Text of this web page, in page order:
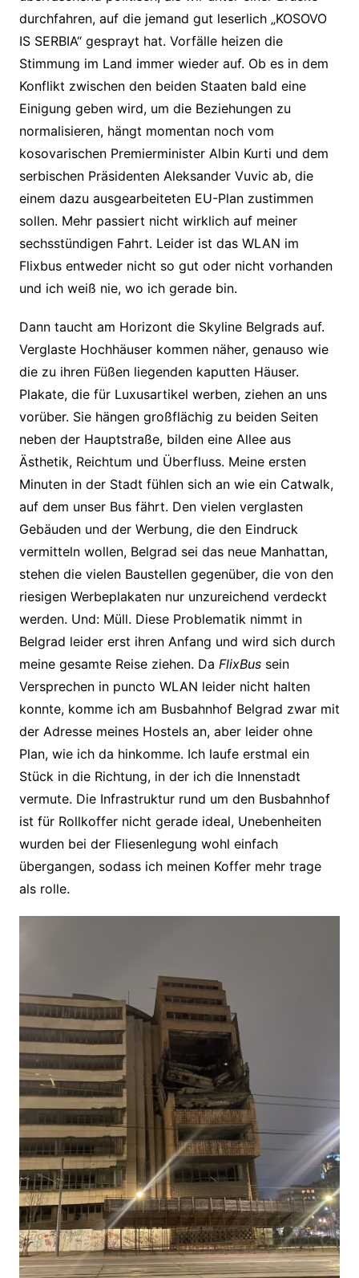
durchfahren, auf die jemand gut leserlich „KOSOVO
IS SERBIA“ gesprayt hat. Vorfälle heizen die
Stimmung im Land immer wieder auf. Ob es in dem
Konflikt zwischen den beiden Staaten bald eine
Einigung geben wird, um die Beziehungen zu
normalisieren, hängt momentan noch vom
kosovarischen Premierminister Albin Kurti und dem
serbischen Präsidenten Aleksander Vuvic ab, die
einem dazu ausgearbeiteten EU-Plan zustimmen
sollen. Mehr passiert nicht wirklich auf meiner
sechsstündigen Fahrt. Leider ist das WLAN im
Flixbus entweder nicht so gut oder nicht vorhanden
und ich weiß nie, wo ich gerade bin.
Dann taucht am Horizont die Skyline Belgrads auf.
Verglaste Hochhäuser kommen näher, genauso wie
die zu ihren Füßen liegenden kaputten Häuser.
Plakate, die für Luxusartikel werben, ziehen an uns
vorüber. Sie hängen großflächig zu beiden Seiten
neben der Hauptstraße, bilden eine Allee aus
Ästhetik, Reichtum und Überfluss. Meine ersten
Minuten in der Stadt fühlen sich an wie ein Catwalk,
auf dem unser Bus fährt. Den vielen verglasten
Gebäuden und der Werbung, die den Eindruck
vermitteln wollen, Belgrad sei das neue Manhattan,
stehen die vielen Baustellen gegenüber, die von den
riesigen Werbeplakaten nur unzureichend verdeckt
werden. Und: Müll. Diese Problematik nimmt in
Belgrad leider erst ihren Anfang und wird sich durch
meine gesamte Reise ziehen. Da FlixBussein
Versprechen in puncto WLAN leider nicht halten
konnte, komme ich am Busbahnhof Belgrad zwar mit
der Adresse meines Hostels an, aber leider ohne
Plan, wie ich da hinkomme. Ich laufe erstmal ein
Stück in die Richtung, in der ich die Innenstadt
vermute. Die Infrastruktur rund um den Busbahnhof
ist für Rollkoffer nicht gerade ideal, Unebenheiten
wurden bei der Fliesenlegung wohl einfach
übergangen, sodass ich meinen Koffer mehr trage
als rolle.